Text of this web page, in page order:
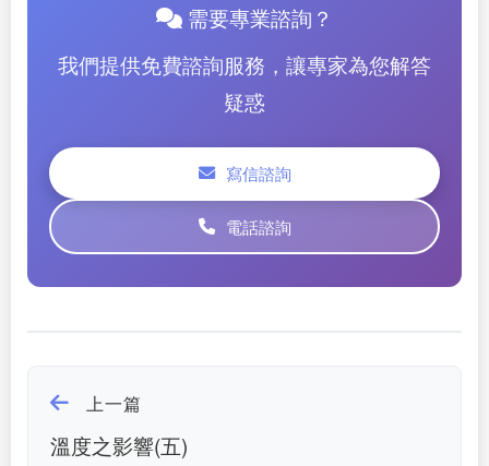
需要專業諮詢？
我們提供免費諮詢服務，讓專家為您解答
疑惑
寫信諮詢
電話諮詢
上一篇
溫度之影響(五)